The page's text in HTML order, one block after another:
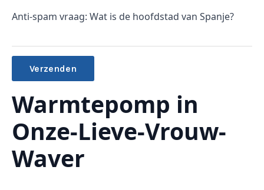
Anti-spam vraag: Wat is de hoofdstad van Spanje?
Alternative:
Warmtepomp in
Onze-Lieve-Vrouw-
Waver